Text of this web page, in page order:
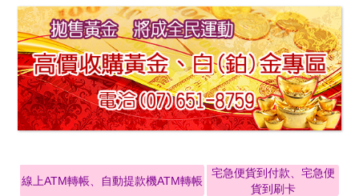
線上ATM轉帳、自動提款機ATM轉帳
宅急便貨到付款、宅急便
貨到刷卡